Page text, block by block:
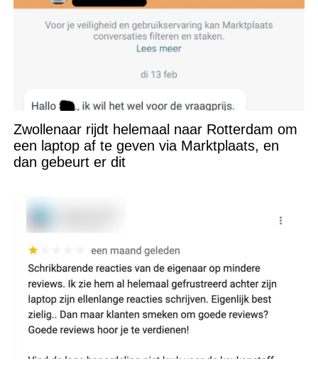
Zwollenaar rijdt helemaal naar Rotterdam om
een laptop af te geven via Marktplaats, en
dan gebeurt er dit